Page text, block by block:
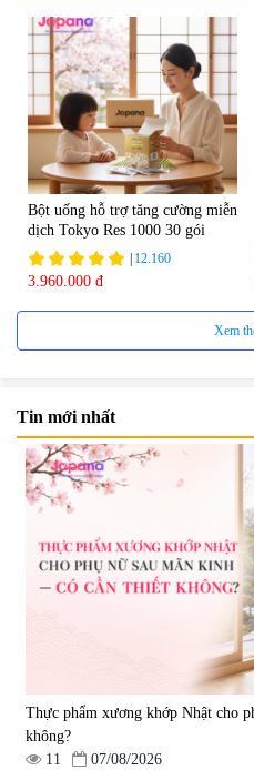
Bột uống hỗ trợ tăng cường miễn
dịch Tokyo Res 1000 30 gói
12.160
3.960.000 đ
Mặt Nạ Nichiei Bussan Nano
miếng)
0
1.890.000 đ
Xem
Tin mới nhất
Thực phẩm xương khớp Nhật cho
không?
11
07/08/2026